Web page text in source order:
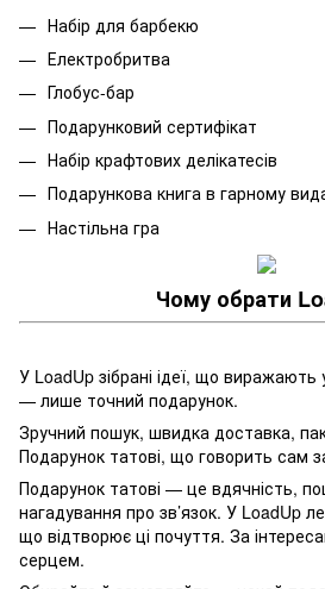
Набір для барбекю
Електробритва
Глобус-бар
Подарунковий сертифікат
Набір крафтових делікатесів
Подарункова книга в гарному
Настільна гра
Чому обрати
У LoadUp зібрані ідеї, що виражають
— лише точний подарунок.
Зручний пошук, швидка доставка,
Подарунок татові, що говорить сам
Подарунок татові — це вдячність,
нагадування про зв’язок. У LoadUp
що відтворює ці почуття. За
серцем.